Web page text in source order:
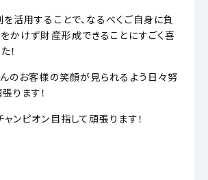
活用することで、なるべくご自身に負
かけず財産形成できることにすごく喜
！
のお客様の笑顔が見られるよう日々努
ります！
ンピオン目指して頑張ります！